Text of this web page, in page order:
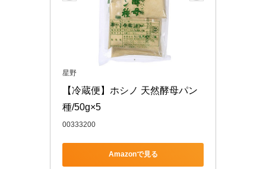
星野
【冷蔵便】ホシノ 天然酵母パン
種/50g×5
00333200
Amazonで見る